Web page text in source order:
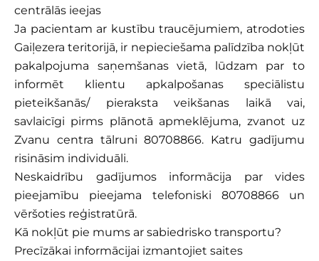
centrālās ieejas
Ja pacientam ar kustību traucējumiem, atrodoties
Gaiļezera teritorijā, ir nepieciešama palīdzība nokļūt
pakalpojuma saņemšanas vietā, lūdzam par to
informēt klientu apkalpošanas speciālistu
pieteikšanās/ pieraksta veikšanas laikā vai,
savlaicīgi pirms plānotā apmeklējuma, zvanot uz
Zvanu centra tālruni 80708866. Katru gadījumu
risināsim individuāli.
Neskaidrību gadījumos informācija par vides
pieejamību pieejama telefoniski 80708866 un
vēršoties reģistratūrā.
Kā nokļūt pie mums ar sabiedrisko transportu?
Precīzākai informācijai izmantojiet saites